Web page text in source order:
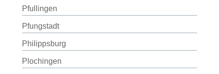
Pfullingen
Pfungstadt
Philippsburg
Plochingen